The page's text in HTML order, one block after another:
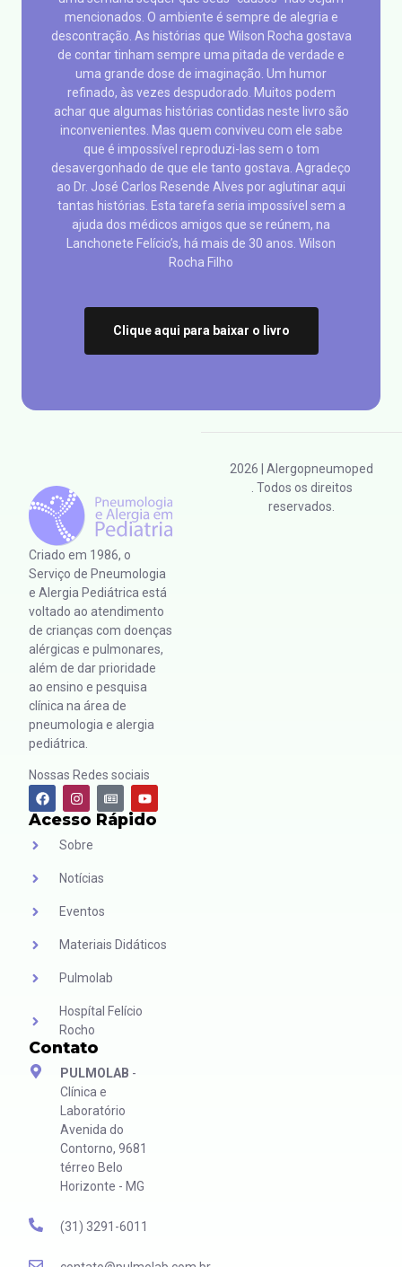
mencionados. O ambiente é sempre de alegria e
descontração. As histórias que Wilson Rocha gostava
de contar tinham sempre uma pitada de verdade e
uma grande dose de imaginação. Um humor
refinado, às vezes despudorado. Muitos podem
achar que algumas histórias contidas neste livro são
inconvenientes. Mas quem conviveu com ele sabe
que é impossível reproduzi-las sem o tom
desavergonhado de que ele tanto gostava. Agradeço
ao Dr. José Carlos Resende Alves por aglutinar aqui
tantas histórias. Esta tarefa seria impossível sem a
ajuda dos médicos amigos que se reúnem, na
Lanchonete Felício’s, há mais de 30 anos. Wilson
Rocha Filho
Clique aqui para baixar o livro
Criado em 1986, o
Serviço de Pneumologia
e Alergia Pediátrica está
voltado ao atendimento
de crianças com doenças
alérgicas e pulmonares,
além de dar prioridade
ao ensino e pesquisa
clínica na área de
pneumologia e alergia
pediátrica.
Nossas Redes sociais
Acesso Rápido
Sobre
Notícias
Eventos
Materiais Didáticos
Pulmolab
Hospítal Felício
Rocho
Contato
PULMOLAB -
Clínica e
Laboratório
Avenida do
Contorno, 9681
térreo Belo
Horizonte - MG
(31) 3291-6011
2026 | Alergopneumoped
. Todos os direitos
reservados.